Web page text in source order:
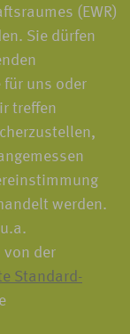
(EWR)
Sie dürfen
für uns oder
treffen
werden.
von der
Standard-